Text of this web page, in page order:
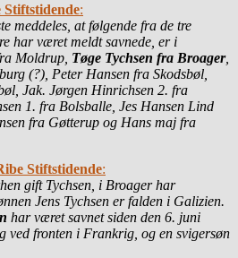
Stiftstidende:
meddeles, at følgende fra de tre
har været meldt savnede, er i
Moldrup, Tøge Tychsen fra Broager,
(?), Peter Hansen fra Skodsbøl,
Jak. Jørgen Hinrichsen 2. fra
1. fra Bolsballe, Jes Hansen Lind
fra Gøtterup og Hans maj fra
Stiftstidende:
gift Tychsen, i Broager har
Jens Tychsen er falden i Galizien.
har været savnet siden den 6. juni
ved fronten i Frankrig, og en svigersøn